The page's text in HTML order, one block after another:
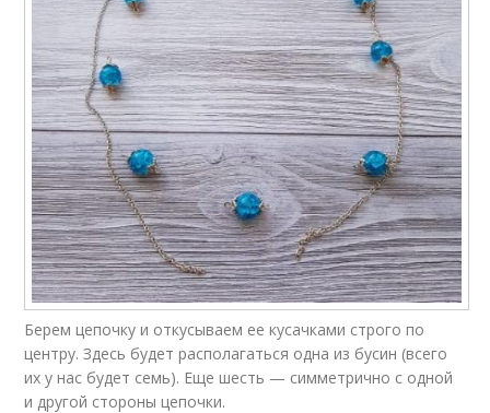
Берем цепочку и откусываем ее кусачками строго по
центру. Здесь будет располагаться одна из бусин (всего
их у нас будет семь). Еще шесть — симметрично с одной
и другой стороны цепочки.